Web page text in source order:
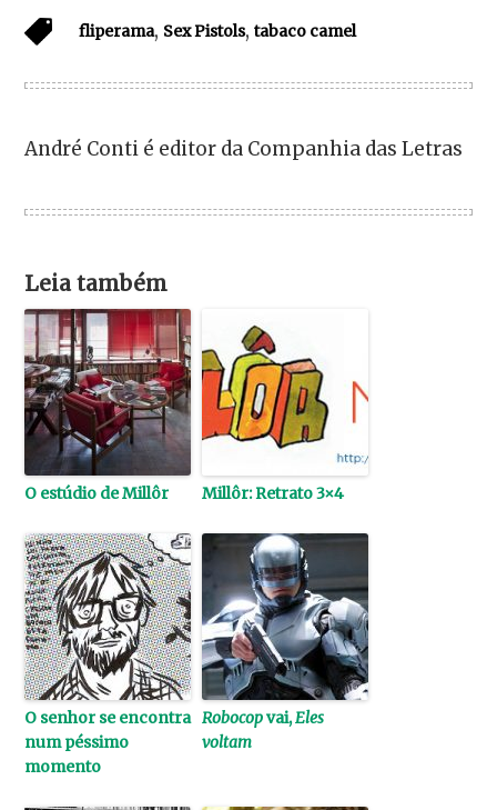
fliperama, Sex Pistols,tabaco camel
André Conti é editor da Companhia das Letras
Leia também
O estúdio de Millôr Millôr: Retrato 3×4
O senhor se encontra
num péssimo
momento
Robocopvai,Eles
voltam